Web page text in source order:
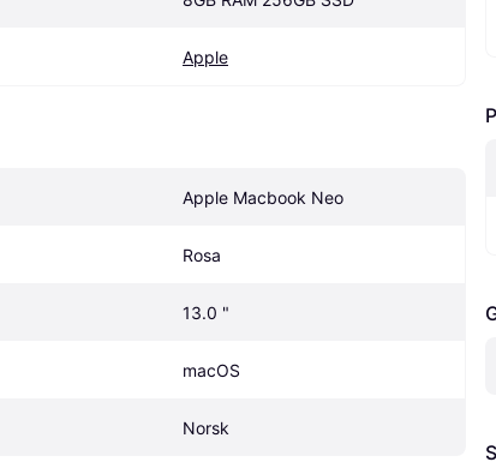
Apple
Apple Macbook Neo
Rosa
13.0 "
macOS
Norsk